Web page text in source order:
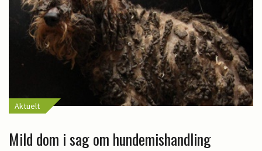
Aktuelt
Mild dom i sag om hundemishandling